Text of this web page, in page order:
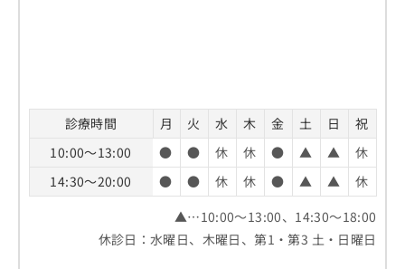
診療時間 月 火 水 木 金 土 日
祝
10:00～13:00
● ● 休 休 ● ▲ ▲
休
14:30～20:00
● ● 休 休 ● ▲ ▲
休
▲…10:00～13:00、14:30～18:00
休診日：水曜日、木曜日、第1・第3 土・日曜日